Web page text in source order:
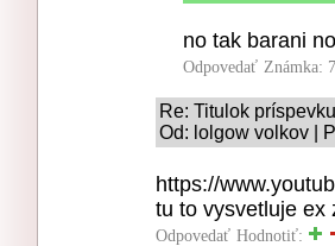
no tak barani
Odpovedať Známka:
Re: Titulok
Od: lolgow volkov |
https://
tu to vysvetluje ex
Odpovedať Hodnotiť: